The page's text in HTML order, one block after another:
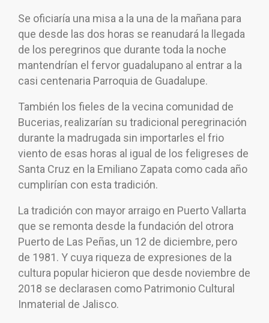
Se oficiaría una misa a la una de la mañana para
que desde las dos horas se reanudará la llegada
de los peregrinos que durante toda la noche
mantendrían el fervor guadalupano al entrar a la
casi centenaria Parroquia de Guadalupe.
También los fieles de la vecina comunidad de
Bucerias, realizarían su tradicional peregrinación
durante la madrugada sin importarles el frio
viento de esas horas al igual de los feligreses de
Santa Cruz en la Emiliano Zapata como cada año
cumplirían con esta tradición.
La tradición con mayor arraigo en Puerto Vallarta
que se remonta desde la fundación del otrora
Puerto de Las Peñas, un 12 de diciembre, pero
de 1981. Y cuya riqueza de expresiones de la
cultura popular hicieron que desde noviembre de
2018 se declarasen como Patrimonio Cultural
Inmaterial de Jalisco.